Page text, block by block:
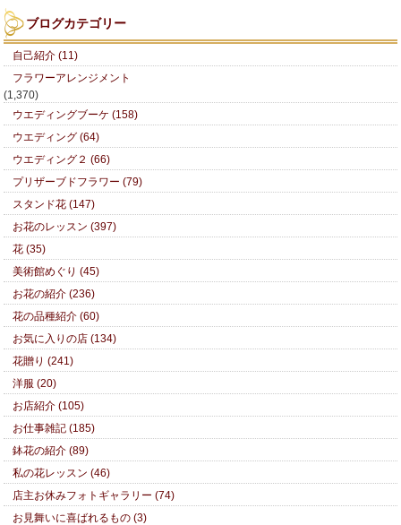
ブログカテゴリー
自己紹介 (11)
フラワーアレンジメント
(1,370)
ウエディングブーケ (158)
ウエディング (64)
ウエディング２ (66)
プリザーブドフラワー (79)
スタンド花 (147)
お花のレッスン (397)
花 (35)
美術館めぐり (45)
お花の紹介 (236)
花の品種紹介 (60)
お気に入りの店 (134)
花贈り (241)
洋服 (20)
お店紹介 (105)
お仕事雑記 (185)
鉢花の紹介 (89)
私の花レッスン (46)
店主お休みフォトギャラリー (74)
お見舞いに喜ばれるもの (3)